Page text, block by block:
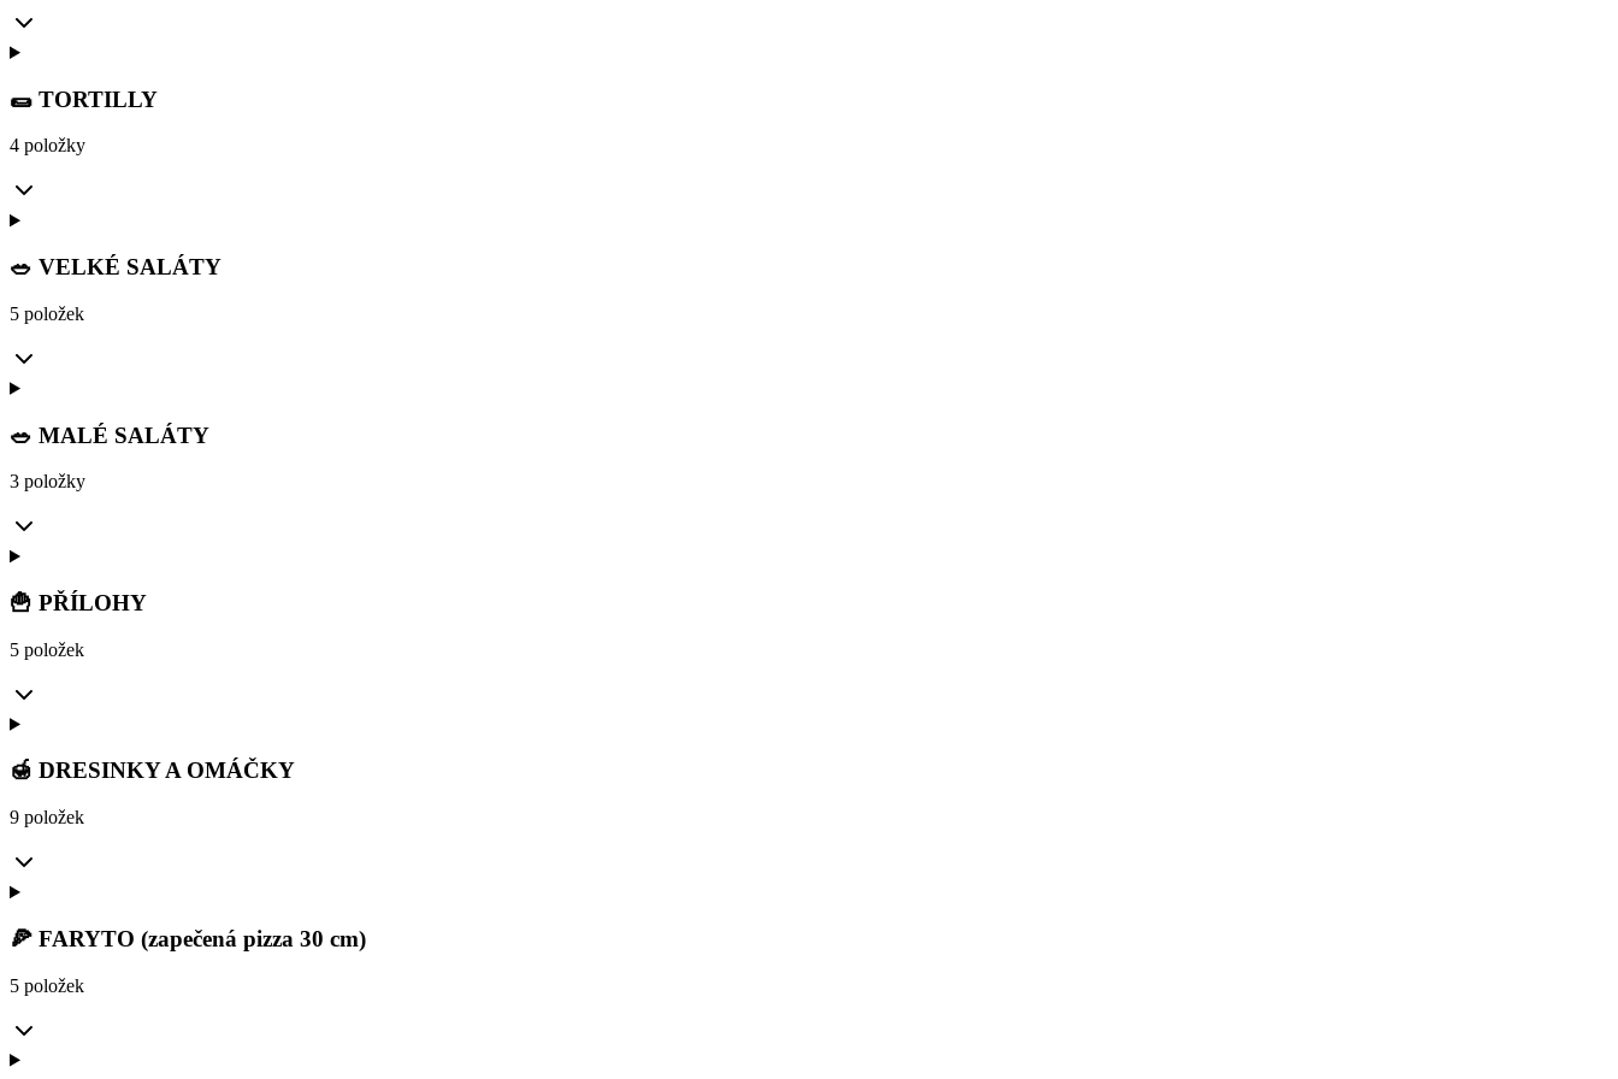
🌯 TORTILLY
4 položky
🥗 VELKÉ SALÁTY
5 položek
🥗 MALÉ SALÁTY
3 položky
🍟 PŘÍLOHY
5 položek
🍯 DRESINKY A OMÁČKY
9 položek
🍕 FARYTO (zapečená pizza 30 cm)
5 položek